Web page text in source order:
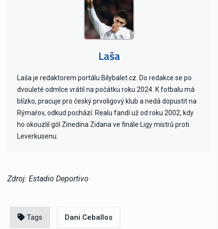
Laša
Laša je redaktorem portálu Bilybalet.cz. Do redakce se po
dvouleté odmlce vrátil na počátku roku 2024. K fotbalu má
blízko, pracuje pro český prvoligový klub a nedá dopustit na
Rýmařov, odkud pochází. Realu fandí už od roku 2002, kdy
ho okouzlil gól Zinedina Zidana ve finále Ligy mistrů proti
Leverkusenu.
Zdroj: Estadio Deportivo
Tags Dani Ceballos